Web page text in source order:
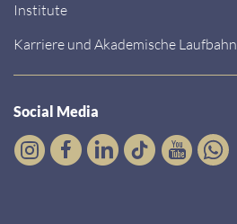
Institute
Karriere und Akademische Laufbahn
Social Media